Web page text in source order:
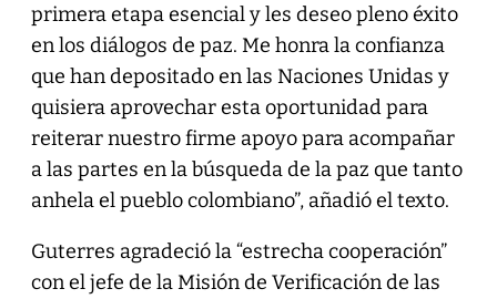
primera etapa esencial y les deseo pleno éxito
en los diálogos de paz. Me honra la confianza
que han depositado en las Naciones Unidas y
quisiera aprovechar esta oportunidad para
reiterar nuestro firme apoyo para acompañar
a las partes en la búsqueda de la paz que tanto
anhela el pueblo colombiano”, añadió el texto.
Guterres agradeció la “estrecha cooperación”
con el jefe de la Misión de Verificación de las